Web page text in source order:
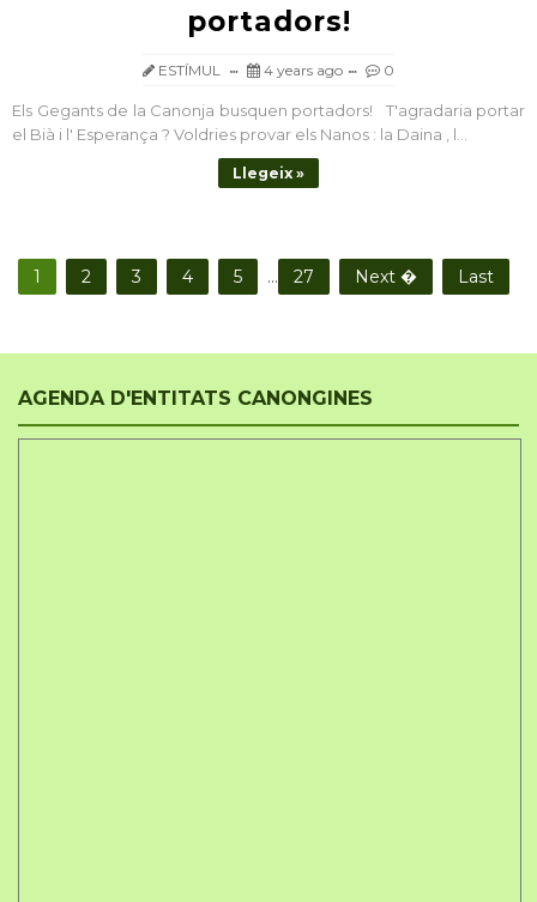
portadors!
ESTÍMUL 4 years ago 0
Els Gegants de la Canonja busquen portadors! T'agradaria portar
el Bià i l' Esperança ? Voldries provar els Nanos : la Daina , l...
Llegeix »
1 2 3 4 5 ... 27 Next � Last
AGENDA D'ENTITATS CANONGINES